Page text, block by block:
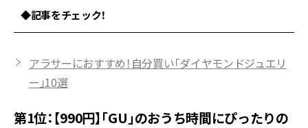
◆記事をチェック！
アラサーにおすすめ！自分買い「ダイヤモンドジュエリ
ー」10選
第1位：【990円】「GU」のおうち時間にぴったりの